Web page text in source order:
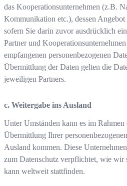
das Kooperationsunternehmen (z.B.
Kommunikation etc.), dessen
sofern Sie darin zuvor ausdrücklich
Partner und
empfangenen personenbezogenen
Übermittlung der Daten gelten die
jeweiligen Partners.
c. Weitergabe ins Ausland
Unter Umständen kann es im
Übermittlung Ihrer
Ausland kommen. Diese
zum Datenschutz verpflichtet, wie wir
kann weltweit stattfinden.